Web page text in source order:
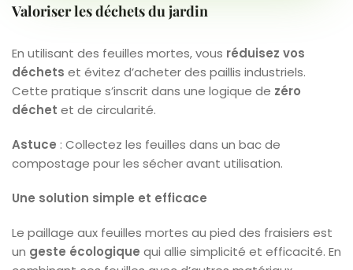
Valoriser les déchets du jardin
En utilisant des feuilles mortes, vous réduisez vos
déchets et évitez d’acheter des paillis industriels.
Cette pratique s’inscrit dans une logique de zéro
déchet et de circularité.
Astuce : Collectez les feuilles dans un bac de
compostage pour les sécher avant utilisation.
Une solution simple et efficace
Le paillage aux feuilles mortes au pied des fraisiers est
un geste écologique qui allie simplicité et efficacité. En